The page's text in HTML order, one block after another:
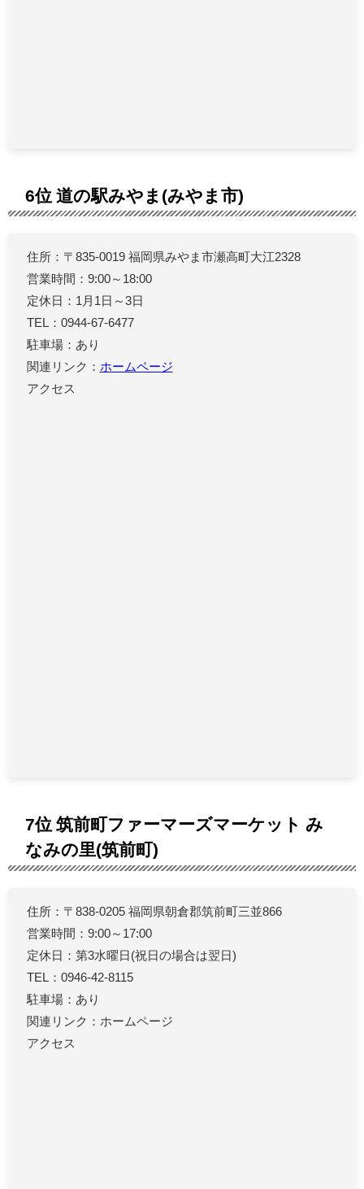
6位 道の駅みやま(みやま市)
住所：〒835-0019 福岡県みやま市瀬高町大江2328
営業時間：9:00～18:00
定休日：1月1日～3日
TEL：0944-67-6477
駐車場：あり
関連リンク： ホームページ
アクセス
7位 筑前町ファーマーズマーケット み
なみの里(筑前町)
住所：〒838-0205 福岡県朝倉郡筑前町三並866
営業時間：9:00～17:00
定休日：第3水曜日(祝日の場合は翌日)
TEL：0946-42-8115
駐車場：あり
関連リンク：ホームページ
アクセス